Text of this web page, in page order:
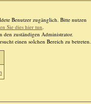
Benutzer zugänglich. Bitte nutzen
Sie dies hier tun.
den zuständigen Administrator.
einen solchen Bereich zu betreten.